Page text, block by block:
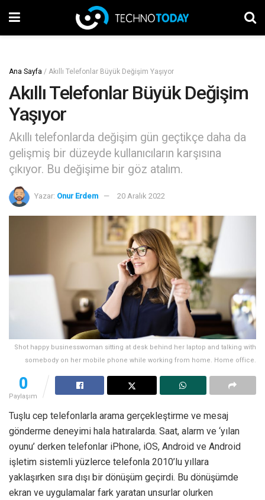
Ana Sayfa / Akıllı Telefonlar Büyük Değişim Yaşıyor
Akıllı Telefonlar Büyük Değişim
Yaşıyor
Akıllı telefonlarda değişim gün geçtikçe daha da
gelişmiş bir düzeyde kullanıcıların karşısına
çıkıyor. Bu değişime bir göz atalım.
Yazar: Onur Erdem 20 Aralık 2022
Shot happy businesswoman sitting at desk behind her laptop and talking with
somebody on her mobile phone while working from home. Home office.
0
Paylaşım
Tuşlu cep telefonlarla arama gerçekleştirme ve mesaj
gönderme deneyimi hala hatıralarda. Saat, alarm ve ‘yılan
oyunu’ derken telefonlar iPhone, iOS, Android ve Android
işletim sistemli yüzlerce telefonla 2010’lu yıllara
yaklaşırken sıra dışı bir dönüşüm geçirdi. Bu dönüşümde
ekran ve uygulamalar fark yaratan unsurlar olurken